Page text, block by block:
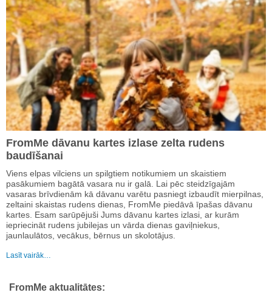
FromMe dāvanu kartes izlase zelta rudens
baudīšanai
Viens elpas vilciens un spilgtiem notikumiem un skaistiem
pasākumiem bagātā vasara nu ir galā. Lai pēc steidzīgajām
vasaras brīvdienām kā dāvanu varētu pasniegt izbaudīt mierpilnas,
zeltaini skaistas rudens dienas, FromMe piedāvā īpašas dāvanu
kartes. Esam sarūpējuši Jums dāvanu kartes izlasi, ar kurām
iepriecināt rudens jubilejas un vārda dienas gaviļniekus,
jaunlaulātos, vecākus, bērnus un skolotājus.
Lasīt vairāk…
FromMe aktualitātes: